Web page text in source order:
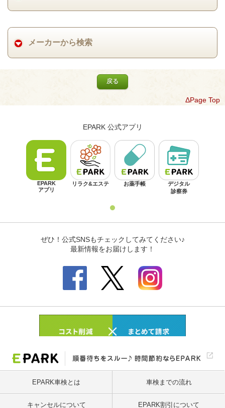
メーカーから検索
戻る
ΔPage Top
EPARK車検とは 車検までの流れ
キャンセルについて EPARK割引について